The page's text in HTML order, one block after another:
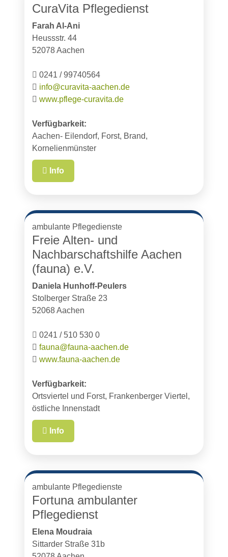
CuraVita Pflegedienst
Farah Al-Ani
Heussstr. 44
52078 Aachen
0241 / 99740564
info@curavita-aachen.de
www.pflege-curavita.de
Verfügbarkeit:
Aachen- Eilendorf, Forst, Brand,
Kornelienmünster
Info
ambulante Pflegedienste
Freie Alten- und
Nachbarschaftshilfe Aachen
(fauna) e.V.
Daniela Hunhoff-Peulers
Stolberger Straße 23
52068 Aachen
0241 / 510 530 0
fauna@fauna-aachen.de
www.fauna-aachen.de
Verfügbarkeit:
Ortsviertel und Forst, Frankenberger Viertel,
östliche Innenstadt
Info
ambulante Pflegedienste
Fortuna ambulanter
Pflegedienst
Elena Moudraia
Sittarder Straße 31b